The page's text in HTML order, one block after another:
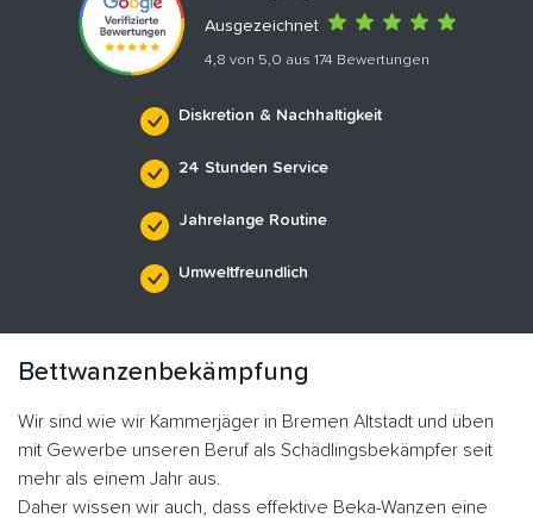
Ausgezeichnet
4,8 von 5,0 aus 174 Bewertungen
Diskretion & Nachhaltigkeit
24 Stunden Service
Jahrelange Routine
Umweltfreundlich
Bettwanzenbekämpfung
Wir sind wie wir Kammerjäger in Bremen Altstadt und üben
mit Gewerbe unseren Beruf als Schädlingsbekämpfer seit
mehr als einem Jahr aus.
Daher wissen wir auch, dass effektive Beka-Wanzen eine